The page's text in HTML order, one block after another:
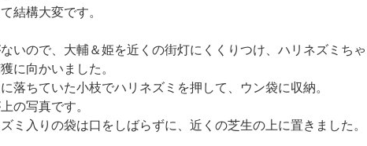
結構大変です。
いので、大輔＆姫を近くの街灯にくくりつけ、ハリネズミちゃ
に向かいました。
落ちていた小枝でハリネズミを押して、ウン袋に収納。
の写真です。
ミ入りの袋は口をしばらずに、近くの芝生の上に置きました。